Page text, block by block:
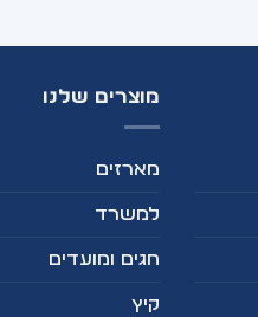
מוצרים שלנו
מארזים
למשרד
חגים ומועדים
קיץ